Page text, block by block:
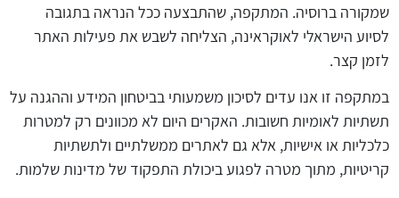
שמקורה ברוסיה. המתקפה, שהתבצעה ככל הנראה בתגובה
לסיוע הישראלי לאוקראינה, הצליחה לשבש את פעילות האתר
לזמן קצר.
במתקפה זו אנו עדים לסיכון משמעותי בביטחון המידע וההגנה על
תשתיות לאומיות חשובות. האקרים היום לא מכוונים רק למטרות
כלכליות או אישיות, אלא גם לאתרים ממשלתיים ולתשתיות
קריטיות, מתוך מטרה לפגוע ביכולת התפקוד של מדינות שלמות.